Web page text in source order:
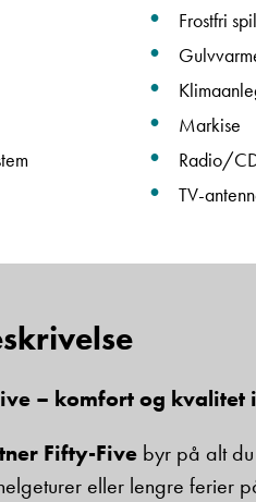
Beskrivelse
Denne siden er beskyttet
Frostfri
Markise
Radio/
TV-
– komfort og kvalitet
Fifty-Five byr på alt
eller lengre ferier